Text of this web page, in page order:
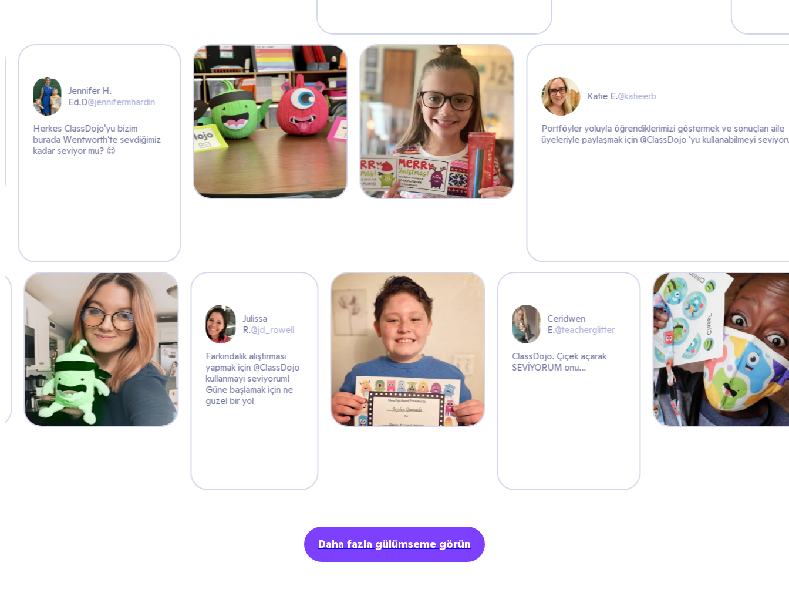
bizim
sevdiğimiz
Katie E.@katieerb
Portföyler yoluyla öğrendiklerimizi göstermek ve sonuçları aile
üyeleriyle paylaşmak için @ClassDojo 'yu kullanabilmeyi seviyoruz!
Julissa
@jd_rowell
Farkındalık alıştırması
yapmak için @ClassDojo
kullanmayı seviyorum!
Güne başlamak için ne
güzel bir yol
Ceridwen
@teacherglitter
ClassDojo. Çiçek açarak
SEVİYORUM onu...
Daha fazla gülümseme görün